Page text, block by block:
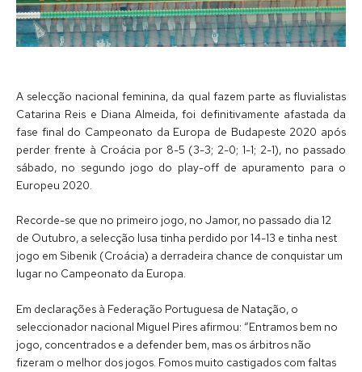
A selecção nacional feminina, da qual fazem parte as fluvialistas
Catarina Reis e Diana Almeida, foi definitivamente afastada da
fase final do Campeonato da Europa de Budapeste 2020 após
perder frente à Croácia por 8-5 (3-3; 2-0; 1-1; 2-1), no passado
sábado, no segundo jogo do play-off de apuramento para o
Europeu 2020.
Recorde-se que no primeiro jogo, no Jamor, no passado dia 12
de Outubro, a selecção lusa tinha perdido por 14-13 e tinha nest
jogo em Sibenik (Croácia) a derradeira chance de conquistar um
lugar no Campeonato da Europa.
Em declarações à Federação Portuguesa de Natação, o
seleccionador nacional Miguel Pires afirmou: “Entramos bem no
jogo, concentrados e a defender bem, mas os árbitros não
fizeram o melhor dos jogos. Fomos muito castigados com faltas